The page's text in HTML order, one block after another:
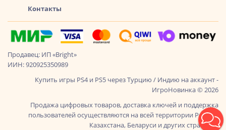
Контакты
Продавец: ИП «Bright»
ИИН: 920925350989
Купить игры PS4 и PS5 через Турцию / Индию на аккаунт -
ИгроНовинка © 2026
Продажа цифровых товаров, доставка ключей и поддержка
пользователей осуществляются на всей территории России,
Казахстана, Беларуси и других стран СНГ